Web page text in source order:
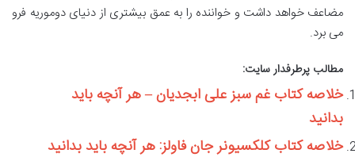
مضاعف خواهد داشت و خواننده را به عمق بیشتری از دنیای دوموریه فرو
می برد.
مطالب پرطرفدار سایت:
خلاصه کتاب غم سبز علی ابجدیان – هر آنچه باید
بدانید
خلاصه کتاب کلکسیونر جان فاولز: هر آنچه باید بدانید